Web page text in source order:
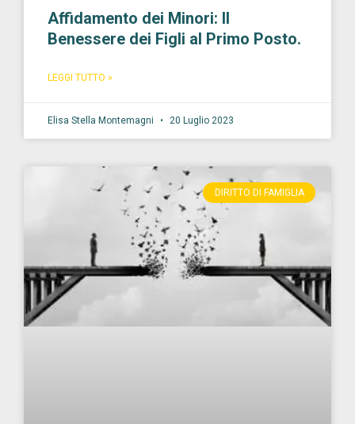
Affidamento dei Minori: Il
Benessere dei Figli al Primo Posto.
LEGGI TUTTO »
Elisa Stella Montemagni 20 Luglio 2023
DIRITTO DI FAMIGLIA